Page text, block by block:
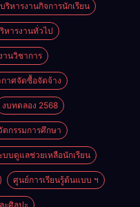
ริหารงานกิจการนักเรียน
หารงานทั่วไป
านวิชาการ
าศจัดซื้อจัดจ้าง
งบทดลอง 2568
ตกรรมการศึกษา
บบดูแลช่วยเหลือนักเรียน
ศูนย์การเรียนรู้ต้นแบบ ฯ
ะศิลปะ